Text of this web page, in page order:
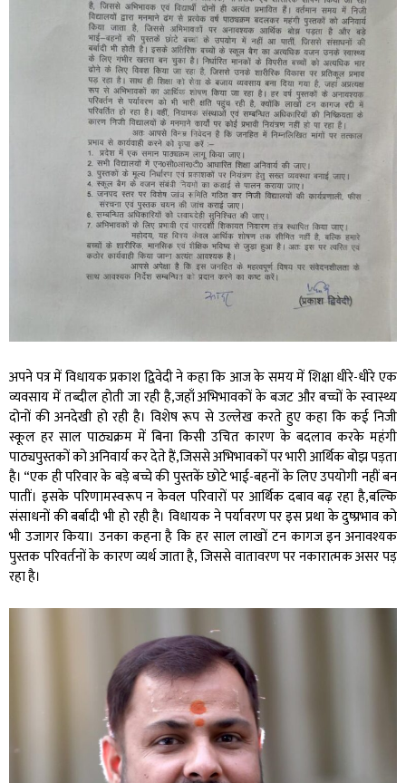
अपने पत्र में विधायक प्रकाश द्विवेदी ने कहा कि आज के समय में शिक्षा धीरे-धीरे एक
व्यवसाय में तब्दील होती जा रही है,जहाँ अभिभावकों के बजट और बच्चों के स्वास्थ्य
दोनों की अनदेखी हो रही है। विशेष रूप से उल्लेख करते हुए कहा कि कई निजी
स्कूल हर साल पाठ्यक्रम में बिना किसी उचित कारण के बदलाव करके महंगी
पाठ्यपुस्तकों को अनिवार्य कर देते हैं,जिससे अभिभावकों पर भारी आर्थिक बोझ पड़ता
है। “एक ही परिवार के बड़े बच्चे की पुस्तकें छोटे भाई-बहनों के लिए उपयोगी नहीं बन
पातीं। इसके परिणामस्वरूप न केवल परिवारों पर आर्थिक दबाव बढ़ रहा है,बल्कि
संसाधनों की बर्बादी भी हो रही है। विधायक ने पर्यावरण पर इस प्रथा के दुष्प्रभाव को
भी उजागर किया। उनका कहना है कि हर साल लाखों टन कागज इन अनावश्यक
पुस्तक परिवर्तनों के कारण व्यर्थ जाता है, जिससे वातावरण पर नकारात्मक असर पड़
रहा है।